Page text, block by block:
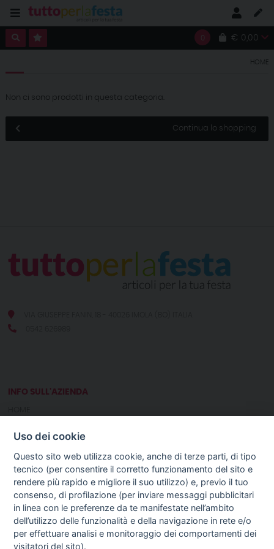
0 € 0,00
HOME
Non ci sono prodotti in questa categoria.
Continua lo shopping
INFO SULL'AZIENDA
NOTIZIE
GUIDA AGLI ACQUISTI
PROCEDURA DI ACQUISTO
DIRITTO DI RECESSO
SPEDIZIONI E COSTI
Uso dei cookie
Questo sito web utilizza cookie, anche di terze parti, di tipo
tecnico (per consentire il corretto funzionamento del sito e
rendere più rapido e migliore il suo utilizzo) e, previo il tuo
consenso, di profilazione (per inviare messaggi pubblicitari
in linea con le preferenze da te manifestate nell’ambito
dell’utilizzo delle funzionalità e della navigazione in rete e/o
per effettuare analisi e monitoraggio dei comportamenti dei
visitatori del sito).